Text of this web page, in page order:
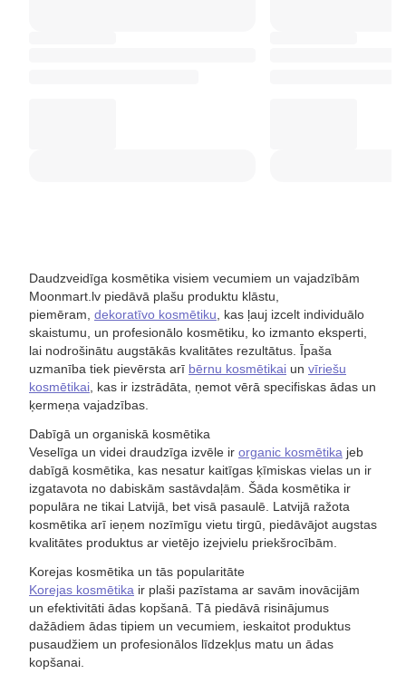
Daudzveidīga kosmētika visiem vecumiem un vajadzībām
Moonmart.lv piedāvā plašu produktu klāstu,
piemēram, dekoratīvo kosmētiku , kas ļauj izcelt individuālo
skaistumu, un profesionālo kosmētiku, ko izmanto eksperti,
lai nodrošinātu augstākās kvalitātes rezultātus. Īpaša
uzmanība tiek pievērsta arī bērnu kosmētikai un vīriešu
kosmētikai , kas ir izstrādāta, ņemot vērā specifiskas ādas un
ķermeņa vajadzības.
Dabīgā un organiskā kosmētika
Veselīga un videi draudzīga izvēle ir organic kosmētika jeb
dabīgā kosmētika, kas nesatur kaitīgas ķīmiskas vielas un ir
izgatavota no dabiskām sastāvdaļām. Šāda kosmētika ir
populāra ne tikai Latvijā, bet visā pasaulē. Latvijā ražota
kosmētika arī ieņem nozīmīgu vietu tirgū, piedāvājot augstas
kvalitātes produktus ar vietējo izejvielu priekšrocībām.
Korejas kosmētika un tās popularitāte
Korejas kosmētika ir plaši pazīstama ar savām inovācijām
un efektivitāti ādas kopšanā. Tā piedāvā risinājumus
dažādiem ādas tipiem un vecumiem, ieskaitot produktus
pusaudžiem un profesionālos līdzekļus matu un ādas
kopšanai.